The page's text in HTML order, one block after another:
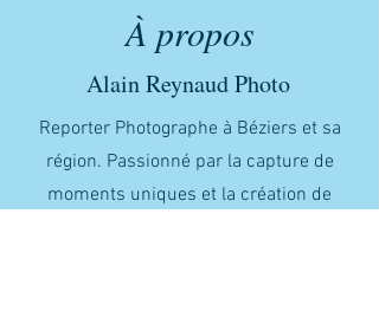
À propos
Alain Reynaud Photo
Reporter Photographe à Béziers et sa
région. Passionné par la capture de
moments uniques et la création de